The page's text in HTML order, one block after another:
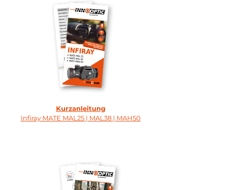
Kurzanleitung
Infiray MATE MAL25 | MAL38 | MAH50